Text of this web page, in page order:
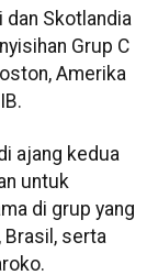
dan Skotlandia
Grup C
Amerika
ajang kedua
untuk
di grup yang
Brasil, serta